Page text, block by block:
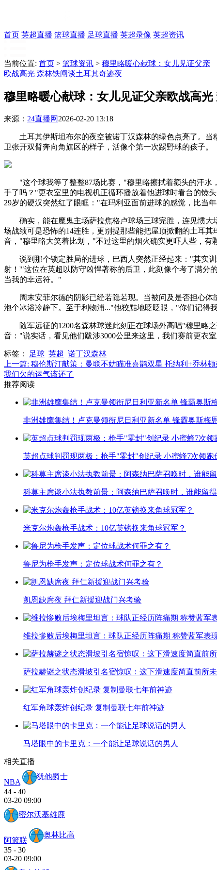
首页 英超直播 篮球直播 足球直播 英超录像 英超资讯
当前位置: 首页 > 篮球资讯 > 穆里略暖心献球：女儿见证父亲
欧战高光 森林铁闸谈土耳其奇迹夜
穆里略暖心献球：女儿见证父亲欧战高
来源： 24直播网 2026-02-20 13:18
土耳其伊斯坦布尔的夜空被诺丁汉森林的绿色点亮了。当
卫张开双臂奔向角旗区的样子，活像个第一次踢野球的孩子。
"这个球我等了整整87场比赛，"穆里略擦拭着额头的汗水
手了吗？"更衣室里的电视机正循环播放着他进球时看台的镜
29岁的硬汉突然红了眼眶："在玛利亚面前进球的感觉，比当
确实，能在魔鬼主场萨拉焦格卢球场三球完胜，连见惯大
场战绩可是恐怖的14连胜，更别提那些能把屋顶掀翻的土耳
音，"穆里略大笑着比划，"不过这里的烟火确实更吓人些，有
说到那个锁定胜局的进球，巴西人突然正经起来："其实训
射！'"这位在英超以防守凶悍著称的后卫，此刻像个考了满分
当我的幸运符。"
周末安菲尔德的阴影已经若隐若现。当被问及是否担心体
泡个冰浴冷静下。至于利物浦..."他狡黠地眨眨眼，"你们记得
随军远征的1200名森林球迷此刻正在球场外高唱"穆里略
音："说实话，看见他们跋涉3000公里来这里，我们赛前更
标签 ： 足球 英超 诺丁汉森林
上一篇: 穆伦斯汀献策：曼联不妨瞄准喜鹊双星 托纳利+乔林
我们欠的运气该还了
推荐阅读
非洲雄鹰集结！卢克曼领衔尼日利亚新名单 锋霸奥斯梅
英超点球判罚现两极：枪手"零封"创纪录 小蜜蜂7次领跑
科莫主席谈小法执教前景：阿森纳巴萨召唤时，谁能留
米克尔炮轰枪手战术：10亿英镑换来角球冠军？
鲁尼为枪手发声：定位球战术何罪之有？
凯恩缺席夜 拜仁新援迎战门兴考验
维拉惨败后埃梅里坦言：球队正经历阵痛期 称赞蓝军表
萨拉赫谜之状态滑坡引名宿惊叹：这下滑速度简直前所
红军角球轰炸创纪录 复制曼联七年前神迹
马塔眼中的卡里克：一个能让足球说话的男人
相关直播
NBA
犹他爵士
44 - 40
03-20 09:00
密尔沃基雄鹿
阿篮联
奥林比高
35 - 30
03-20 09:00